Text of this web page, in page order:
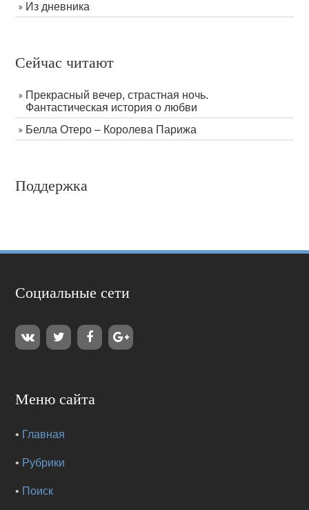
Из дневника
Сейчас читают
Прекрасный вечер, страстная ночь.
Фантастическая история о любви
Белла Отеро – Королева Парижа
Поддержка
Социальные сети
Меню сайта
• Главная
• Рубрики
• Поиск